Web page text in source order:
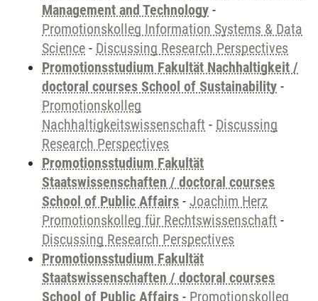
Management and Technology -
Promotionskolleg Information Systems & Data
Science - Discussing Research Perspectives
Promotionsstudium Fakultät Nachhaltigkeit /
doctoral courses School of Sustainability -
Promotionskolleg
Nachhaltigkeitswissenschaft - Discussing
Research Perspectives
Promotionsstudium Fakultät
Staatswissenschaften / doctoral courses
School of Public Affairs - Joachim Herz
Promotionskolleg für Rechtswissenschaft -
Discussing Research Perspectives
Promotionsstudium Fakultät
Staatswissenschaften / doctoral courses
School of Public Affairs - Promotionskolleg